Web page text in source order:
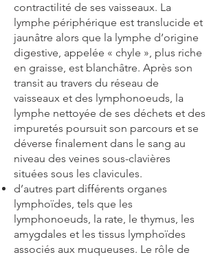
contractilité de ses vaisseaux. La
lymphe périphérique est translucide et
jaunâtre alors que la lymphe d’origine
digestive, appelée « chyle », plus riche
en graisse, est blanchâtre. Après son
transit au travers du réseau de
vaisseaux et des lymphonoeuds, la
lymphe nettoyée de ses déchets et des
impuretés poursuit son parcours et se
déverse finalement dans le sang au
niveau des veines sous-clavières
situées sous les clavicules.
d’autres part différents organes
lymphoïdes, tels que les
lymphonoeuds, la rate, le thymus, les
amygdales et les tissus lymphoïdes
associés aux muqueuses. Le rôle de